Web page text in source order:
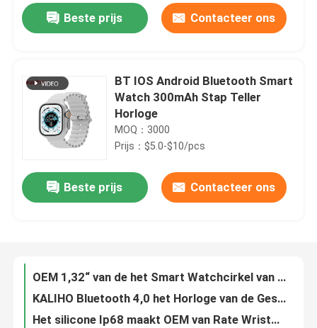
Producten
Video's
Fabrieksreis
Kwaliteitscontrole
Beste prijs Contacteer ons
BT IOS Android Bluetooth Smart
Watch 300mAh Stap Teller
Horloge
MOQ：3000
Prijs：$5.0-$10/pcs
Beste prijs Contacteer onsTFT-IOS GPS die het Waterdichte Hart Rate Monitoring in werking stellen van Smartwatch
van de het PixelBloeddruk van 1.32inch 360*360 het Hart Rate Smartwatch IP68 van Android
De GLORIEfit 1,32“ TFT-het Schermhart Rate Tracker Smart Bracelet Watch